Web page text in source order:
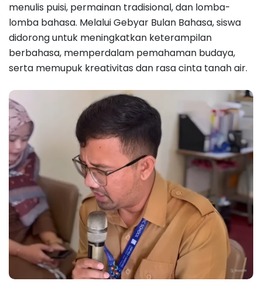
menulis puisi, permainan tradisional, dan lomba-
lomba bahasa. Melalui Gebyar Bulan Bahasa, siswa
didorong untuk meningkatkan keterampilan
berbahasa, memperdalam pemahaman budaya,
serta memupuk kreativitas dan rasa cinta tanah air.